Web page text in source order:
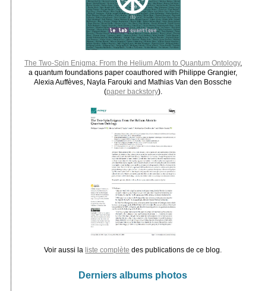
The Two-Spin Enigma: From the Helium Atom to Quantum Ontology,
a quantum foundations paper coauthored with Philippe Grangier,
Alexia Auffèves, Nayla Farouki and Mathias Van den Bossche
(paper backstory).
Voir aussi la liste complète des publications de ce blog.
Derniers albums photos